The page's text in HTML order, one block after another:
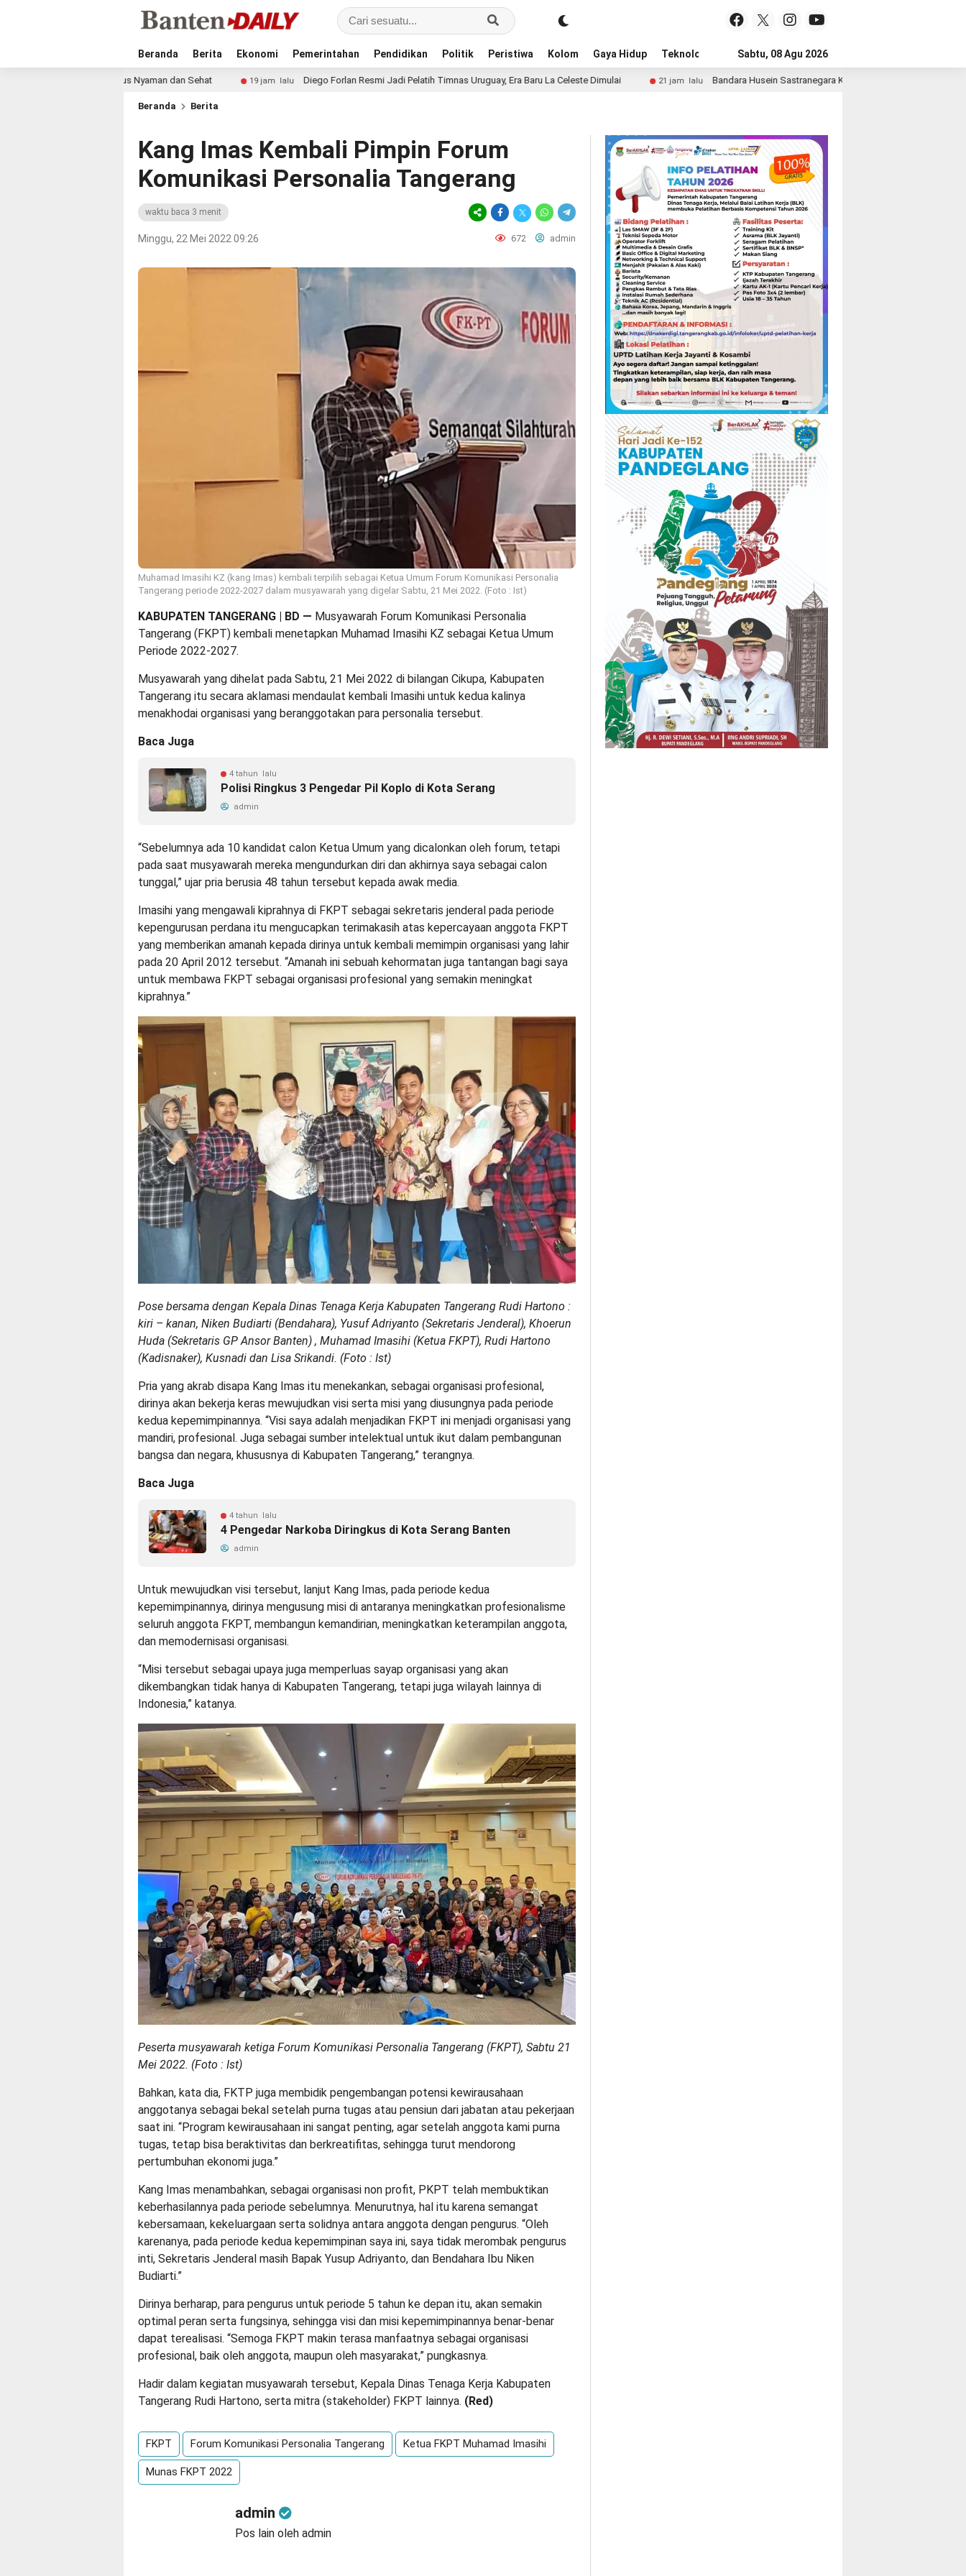
Beranda Berita Ekonomi Pemerintahan Pendidikan Politik Peristiwa Kolom Gaya Hidup Teknologi Advertorial Tips
Sabtu, 08 Agu 2026
19 jam lalu Diego Forlan Resmi Jadi Pelatih Timnas Uruguay, Era Baru La Celeste Dimulai 21 jam lalu Bandara Husein Sastranegara Kembali Layani Pesawat Jet Mulai 14 Agustus 2026
Beranda Berita
Kang Imas Kembali Pimpin Forum
Komunikasi Personalia Tangerang
waktu baca 3 menit
Minggu, 22 Mei 2022 09:26 672 admin
Muhamad Imasihi KZ (kang Imas) kembali terpilih sebagai Ketua Umum Forum Komunikasi Personalia
Tangerang periode 2022-2027 dalam musyawarah yang digelar Sabtu, 21 Mei 2022. (Foto : Ist)
KABUPATEN TANGERANG | BD — Musyawarah Forum Komunikasi Personalia
Tangerang (FKPT) kembali menetapkan Muhamad Imasihi KZ sebagai Ketua Umum
Periode 2022-2027.
Musyawarah yang dihelat pada Sabtu, 21 Mei 2022 di bilangan Cikupa, Kabupaten
Tangerang itu secara aklamasi mendaulat kembali Imasihi untuk kedua kalinya
menakhodai organisasi yang beranggotakan para personalia tersebut.
Baca Juga
4 tahun lalu
Polisi Ringkus 3 Pengedar Pil Koplo di Kota Serang
admin
“Sebelumnya ada 10 kandidat calon Ketua Umum yang dicalonkan oleh forum, tetapi
pada saat musyawarah mereka mengundurkan diri dan akhirnya saya sebagai calon
tunggal,” ujar pria berusia 48 tahun tersebut kepada awak media.
Imasihi yang mengawali kiprahnya di FKPT sebagai sekretaris jenderal pada periode
kepengurusan perdana itu mengucapkan terimakasih atas kepercayaan anggota FKPT
yang memberikan amanah kepada dirinya untuk kembali memimpin organisasi yang lahir
pada 20 April 2012 tersebut. “Amanah ini sebuah kehormatan juga tantangan bagi saya
untuk membawa FKPT sebagai organisasi profesional yang semakin meningkat
kiprahnya.”
Pose bersama dengan Kepala Dinas Tenaga Kerja Kabupaten Tangerang Rudi Hartono :
kiri – kanan, Niken Budiarti (Bendahara), Yusuf Adriyanto (Sekretaris Jenderal), Khoerun
Huda (Sekretaris GP Ansor Banten) , Muhamad Imasihi (Ketua FKPT), Rudi Hartono
(Kadisnaker), Kusnadi dan Lisa Srikandi. (Foto : Ist)
Pria yang akrab disapa Kang Imas itu menekankan, sebagai organisasi profesional,
dirinya akan bekerja keras mewujudkan visi serta misi yang diusungnya pada periode
kedua kepemimpinannya. “Visi saya adalah menjadikan FKPT ini menjadi organisasi yang
mandiri, profesional. Juga sebagai sumber intelektual untuk ikut dalam pembangunan
bangsa dan negara, khususnya di Kabupaten Tangerang,” terangnya.
Baca Juga
4 tahun lalu
4 Pengedar Narkoba Diringkus di Kota Serang Banten
admin
Untuk mewujudkan visi tersebut, lanjut Kang Imas, pada periode kedua
kepemimpinannya, dirinya mengusung misi di antaranya meningkatkan profesionalisme
seluruh anggota FKPT, membangun kemandirian, meningkatkan keterampilan anggota,
dan memodernisasi organisasi.
“Misi tersebut sebagai upaya juga memperluas sayap organisasi yang akan
dikembangkan tidak hanya di Kabupaten Tangerang, tetapi juga wilayah lainnya di
Indonesia,” katanya.
Peserta musyawarah ketiga Forum Komunikasi Personalia Tangerang (FKPT), Sabtu 21
Mei 2022. (Foto : Ist)
Bahkan, kata dia, FKTP juga membidik pengembangan potensi kewirausahaan
anggotanya sebagai bekal setelah purna tugas atau pensiun dari jabatan atau pekerjaan
saat ini. “Program kewirausahaan ini sangat penting, agar setelah anggota kami purna
tugas, tetap bisa beraktivitas dan berkreatifitas, sehingga turut mendorong
pertumbuhan ekonomi juga.”
Kang Imas menambahkan, sebagai organisasi non profit, PKPT telah membuktikan
keberhasilannya pada periode sebelumnya. Menurutnya, hal itu karena semangat
kebersamaan, kekeluargaan serta solidnya antara anggota dengan pengurus. “Oleh
karenanya, pada periode kedua kepemimpinan saya ini, saya tidak merombak pengurus
inti, Sekretaris Jenderal masih Bapak Yusup Adriyanto, dan Bendahara Ibu Niken
Budiarti.”
Dirinya berharap, para pengurus untuk periode 5 tahun ke depan itu, akan semakin
optimal peran serta fungsinya, sehingga visi dan misi kepemimpinannya benar-benar
dapat terealisasi. “Semoga FKPT makin terasa manfaatnya sebagai organisasi
profesional, baik oleh anggota, maupun oleh masyarakat,” pungkasnya.
Hadir dalam kegiatan musyawarah tersebut, Kepala Dinas Tenaga Kerja Kabupaten
Tangerang Rudi Hartono, serta mitra (stakeholder) FKPT lainnya. (Red)
FKPT Forum Komunikasi Personalia Tangerang Ketua FKPT Muhamad Imasihi
Munas FKPT 2022
admin
Pos lain oleh admin